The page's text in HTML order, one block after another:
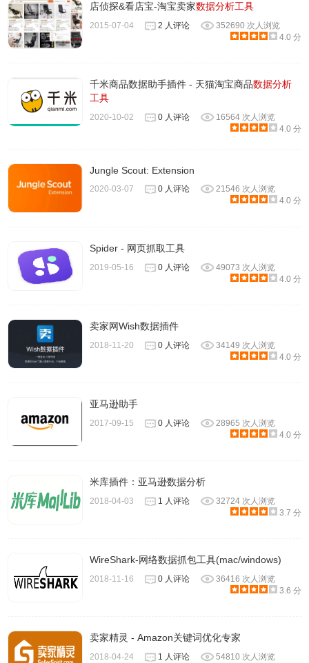
店侦探&看店宝-淘宝卖家数据分析工具
2015-07-04 2 人评论
352690 次人浏览
4.0 分
千米商品数据助手插件 - 天猫淘宝商品数据分析
工具
2020-10-02 0 人评论
16564 次人浏览
4.0 分
Jungle Scout: Extension
2020-03-07 0 人评论
21546 次人浏览
4.0 分
Spider - 网页抓取工具
2019-05-16 0 人评论
49073 次人浏览
4.0 分
卖家网Wish数据插件
2018-11-20 0 人评论
34149 次人浏览
4.0 分
亚马逊助手
2017-09-15 0 人评论
28965 次人浏览
4.0 分
米库插件：亚马逊数据分析
2018-04-03 1 人评论
32724 次人浏览
3.7 分
WireShark-网络数据抓包工具(mac/windows)
2018-11-16 0 人评论
36416 次人浏览
3.6 分
卖家精灵 - Amazon关键词优化专家
2018-04-24 1 人评论
54810 次人浏览